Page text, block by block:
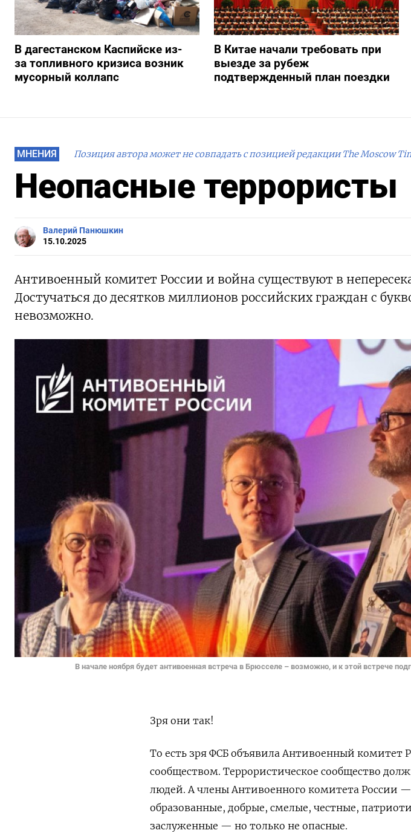
В дагестанском Каспийске из-
за топливного кризиса возник
мусорный коллапс
В Китае начали требовать при
выезде за рубеж
подтвержденный план поездки
МНЕНИЯ Позиция автора может не совпадать с позицией редакции The Moscow
Неопасные террористы
Валерий Панюшкин
15.10.2025
Антивоенный комитет России и война существуют в
Достучаться до десятков миллионов российских граждан с
невозможно.
В начале ноября будет антивоенная встреча в Брюсселе – возможно, и к этой встрече
Зря они так!
То есть зря ФСБ объявила Антивоенный комитет
сообществом. Террористическое сообщество
людей. А члены Антивоенного комитета России
образованные, добрые, смелые, честные,
заслуженные — но только не опасные.